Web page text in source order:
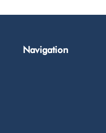
Navigation